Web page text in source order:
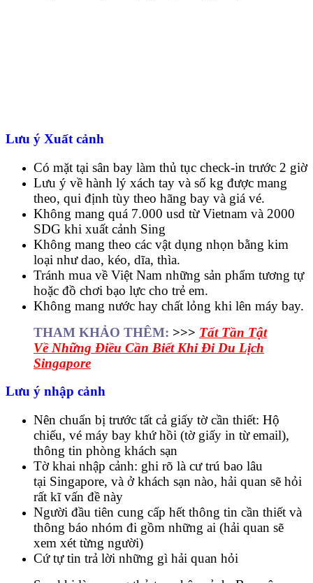
Lưu ý Xuất cảnh
Có mặt tại sân bay làm thủ tục check-in trước 2 giờ
Lưu ý về hành lý xách tay và số kg được mang
theo, qui định tùy theo hãng bay và giá vé.
Không mang quá 7.000 usd từ Vietnam và 2000
SDG khi xuất cảnh Sing
Không mang theo các vật dụng nhọn bằng kim
loại như dao, kéo, dĩa, thìa.
Tránh mua về Việt Nam những sản phẩm tương tự
hoặc đồ chơi bạo lực cho trẻ em.
Không mang nước hay chất lỏng khi lên máy bay.
THAM KHẢO THÊM: >>> Tất Tần Tật
Về Những Điều Cần Biết Khi Đi Du Lịch
Singapore
Lưu ý nhập cảnh
Nên chuẩn bị trước tất cả giấy tờ cần thiết: Hộ
chiếu, vé máy bay khứ hồi (tờ giấy in từ email),
thông tin phòng khách sạn
Tờ khai nhập cảnh: ghi rõ là cư trú bao lâu
tại Singapore, và ở khách sạn nào, hải quan sẽ hỏi
rất kĩ vấn đề này
Người đầu tiên cung cấp hết thông tin cần thiết và
thông báo nhóm đi gồm những ai (hải quan sẽ
xem xét từng người)
Cứ tự tin trả lời những gì hải quan hỏi